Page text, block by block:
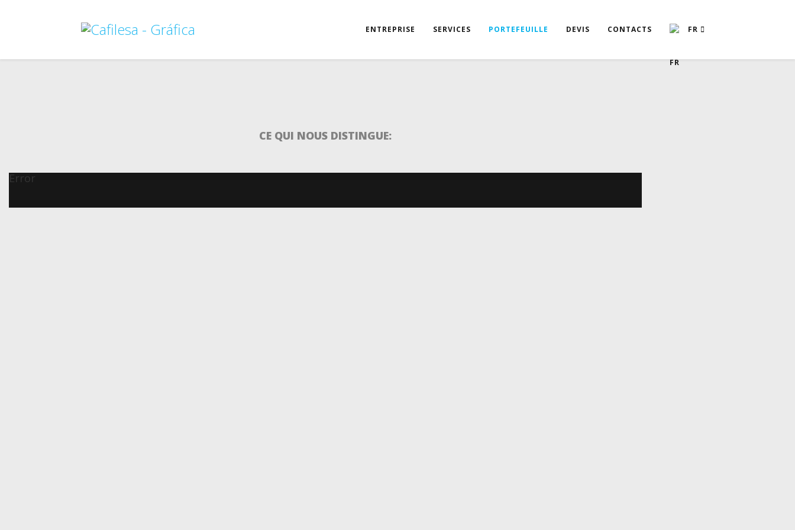
ENTREPRISE SERVICES PORTEFEUILLE DEVIS CONTACTS FR
CE QUI NOUS DISTINGUE:
Error